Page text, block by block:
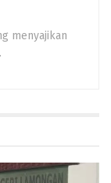
menyajikan